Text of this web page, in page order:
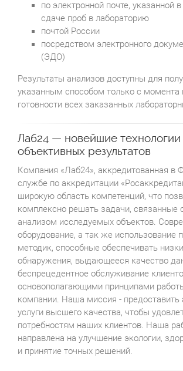
по электронной почте, указанной
сдаче проб в лабораторию
почтой России
посредством электронного
(ЭДО)
Результаты анализов доступны для
указанным способом только с момента
готовности всех заказанных
Лаб24 — новейшие технологии
объективных результатов
Компания «Лаб24», аккредитованная в
службе по аккредитации
широкую область компетенций, что
комплексно решать задачи, связанные
анализом исследуемых объектов.
оборудование, а так же использование
методик, способные обеспечивать
обнаружения, выдающееся качество
беспрецедентное обслуживание
основополагающими принципами
компании. Наша миссия - предоставить
услуги высшего качества, чтобы
потребностям наших клиентов. Наша
направлена на улучшение экологии,
и принятие точных решений.